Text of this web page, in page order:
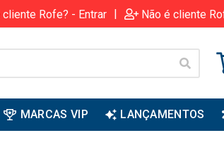
cliente Rofe? - Entrar | Não é cliente
MARCAS VIP LANÇAMENTOS